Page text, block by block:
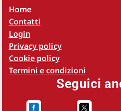
Home
Contatti
Login
Privacy policy
Cookie policy
Termini e condizioni
Seguici
 